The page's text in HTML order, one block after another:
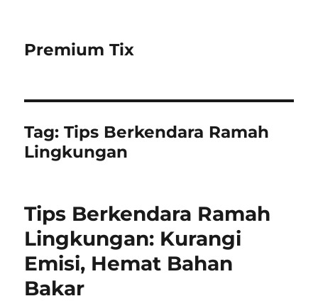
Premium Tix
Tag:Tips Berkendara Ramah
Lingkungan
Tips Berkendara Ramah
Lingkungan: Kurangi
Emisi, Hemat Bahan
Bakar